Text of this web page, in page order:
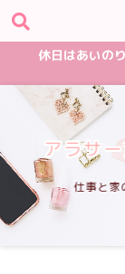
休日はあいの
アラサ
仕事と家